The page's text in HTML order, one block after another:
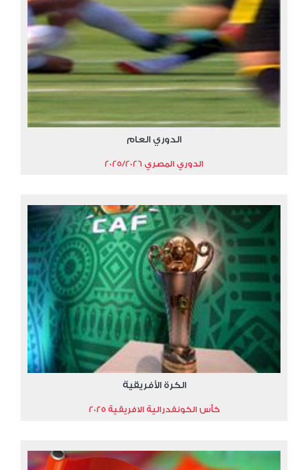
الدوري العام
الدوري المصري 2025/2026
الكرة الأفريقية
كأس الكونفدرالية الافريقية 2025